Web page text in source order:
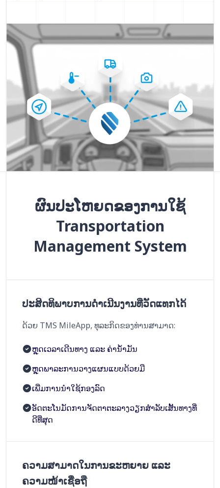
ຜົນປະໂຫຍດຂອງການໃຊ້
Transportation
Management System
ປະສິດທິພາບການດຳເນີນງານທີ່ວັດແທກໄດ້
ດ້ວຍ TMS MileApp, ທຸລະກິດຂອງທ່ານສາມາດ:
ຫຼຸດເວລາເດີນທາງ ແລະ ຄ່ານ້ຳມັນ
ຫຼຸດພາລະການວາງແຜນແບບດ້ວຍມື
ເພີ່ມການນຳໃຊ້ກອງລົດ
ອັດຕະໂນມັດການຈັດຕາຕະລາງວຽກສຳລັບເສັ້ນທາງທີ່
ດີທີ່ສຸດ
ຄວາມສາມາດໃນການຂະຫຍາຍ ແລະ
ຄວາມໜ້າເຊື່ອຖື